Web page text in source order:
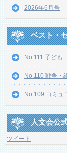
2026年6月号
ベスト・
No.111 子ども
No.110 戦争・
No.109 コミュ
人文会公
ツイート